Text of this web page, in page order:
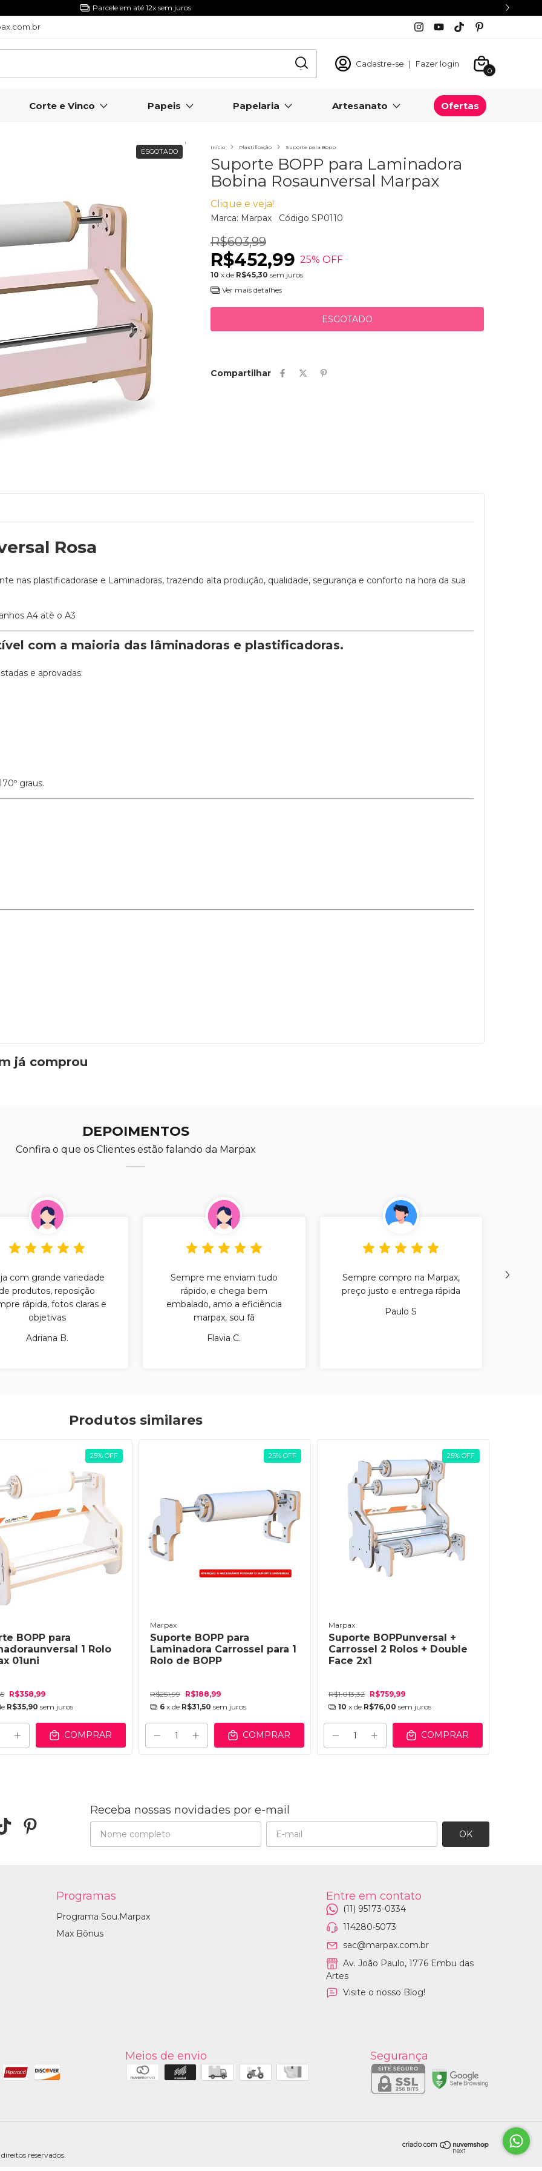
5% Off com o Cupom NIVERMPX
Cadastre-se | Fazer login
0
Corte e Vinco Papeis Papelaria Artesanato Ofertas
ESGOTADO Início Plastificação Suporte para Bopp
Suporte BOPP para Laminadora
Bobina Rosaunversal Marpax
Clique e veja!
Marca: Marpax Código SP0110
R$603,99
R$452,99 25% OFF
10 x de R$45,30 sem juros
Ver mais detalhes
Compartilhar
Rosa
nas plastificadorase e Laminadoras, trazendo alta produção, qualidade, segurança e conforto na hora da sua
A4 até o A3
com a maioria das lâminadoras e plastificadoras.
e aprovadas:
graus.
já comprou
DEPOIMENTOS
Confira o que os Clientes estão falando da Marpax
com grande variedade
de produtos, reposição
rápida, fotos claras e
objetivas
Adriana B.
Sempre me enviam tudo
rápido, e chega bem
embalado, amo a eficiência
marpax, sou fã
Flavia C.
Sempre compro na Marpax,
preço justo e entrega rápida
Paulo S
Produtos similares
25% OFF
BOPP para
1 Rolo
01uni
R$358,99
R$35,90 sem juros
COMPRAR
25% OFF
Marpax
Suporte BOPP para
Laminadora Carrossel para 1
Rolo de BOPP
R$251,99 R$188,99
6 x de R$31,50 sem juros
COMPRAR
25% OFF
Marpax
Suporte BOPPunversal +
Carrossel 2 Rolos + Double
Face 2x1
R$1.013,32 R$759,99
10 x de R$76,00 sem juros
COMPRAR
Receba nossas novidades por e-mail
Programas
Programa Sou.Marpax
Max Bônus
Entre em contato
(11) 95173-0334
114280-5073
sac@marpax.com.br
Av. João Paulo, 1776 Embu das
Artes
Visite o nosso Blog!
Meios de envio Segurança
reservados.